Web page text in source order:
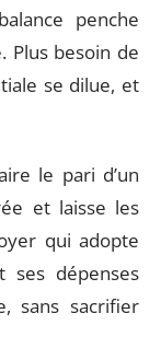
penche
Plus besoin de
se dilue, et
le pari d’un
et laisse les
qui adopte
ses dépenses
sans sacrifier